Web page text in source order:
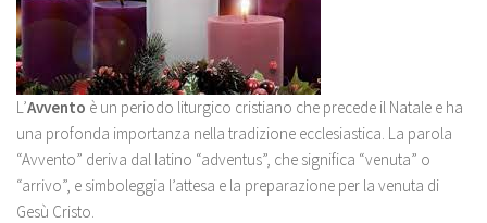
L’Avvento è un periodo liturgico cristiano che precede il Natale e ha
una profonda importanza nella tradizione ecclesiastica. La parola
“Avvento” deriva dal latino “adventus”, che significa “venuta” o
“arrivo”, e simboleggia l’attesa e la preparazione per la venuta di
Gesù Cristo.